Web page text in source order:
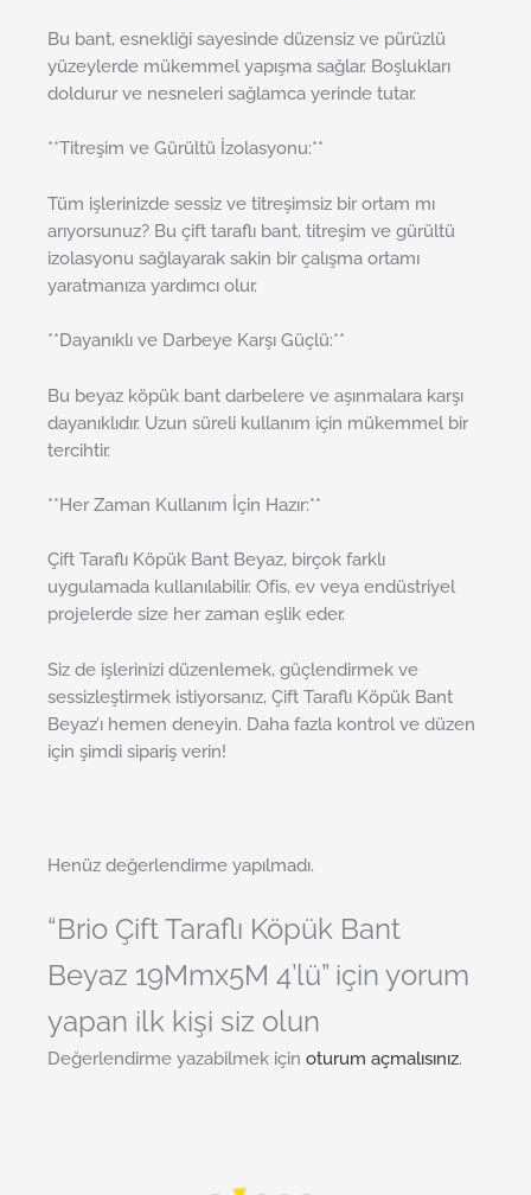
Bu bant, esnekliği sayesinde düzensiz ve pürüzlü
yüzeylerde mükemmel yapışma sağlar. Boşlukları
doldurur ve nesneleri sağlamca yerinde tutar.
**Titreşim ve Gürültü İzolasyonu:**
Tüm işlerinizde sessiz ve titreşimsiz bir ortam mı
arıyorsunuz? Bu çift taraflı bant, titreşim ve gürültü
izolasyonu sağlayarak sakin bir çalışma ortamı
yaratmanıza yardımcı olur.
**Dayanıklı ve Darbeye Karşı Güçlü:**
Bu beyaz köpük bant darbelere ve aşınmalara karşı
dayanıklıdır. Uzun süreli kullanım için mükemmel bir
tercihtir.
**Her Zaman Kullanım İçin Hazır:**
Çift Taraflı Köpük Bant Beyaz, birçok farklı
uygulamada kullanılabilir. Ofis, ev veya endüstriyel
projelerde size her zaman eşlik eder.
Siz de işlerinizi düzenlemek, güçlendirmek ve
sessizleştirmek istiyorsanız, Çift Taraflı Köpük Bant
Beyaz’ı hemen deneyin. Daha fazla kontrol ve düzen
için şimdi sipariş verin!
Henüz değerlendirme yapılmadı.
“Brio Çift Taraflı Köpük Bant
Beyaz 19Mmx5M 4’lü” için yorum
yapan ilk kişi siz olun
Değerlendirme yazabilmek için oturum açmalısınız.